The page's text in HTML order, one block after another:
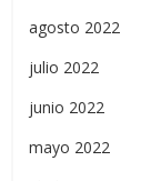
agosto 2022
julio 2022
junio 2022
mayo 2022